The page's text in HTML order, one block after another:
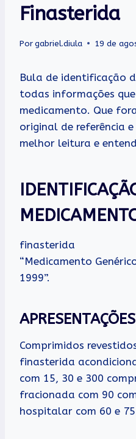
Finasterida
Porgabriel.diula 19 de
Bula de identificação
todas informações
medicamento. Que
original de referência
melhor leitura e
finasterida
“Medicamento
1999”.
APRESENTAÇÕES
Comprimidos
finasterida
com 15, 30 e 300
fracionada com 90
hospitalar com 60 e